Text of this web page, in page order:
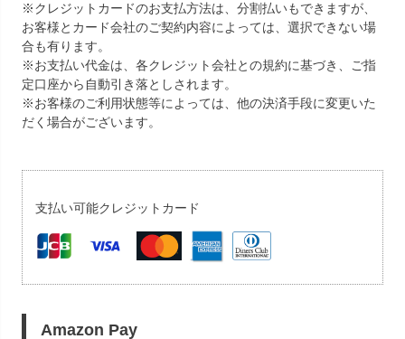
※クレジットカードのお支払方法は、分割払いもできますが、
お客様とカード会社のご契約内容によっては、選択できない場
合も有ります。
※お支払い代金は、各クレジット会社との規約に基づき、ご指
定口座から自動引き落としされます。
※お客様のご利用状態等によっては、他の決済手段に変更いた
だく場合がございます。
支払い可能クレジットカード
Amazon Pay